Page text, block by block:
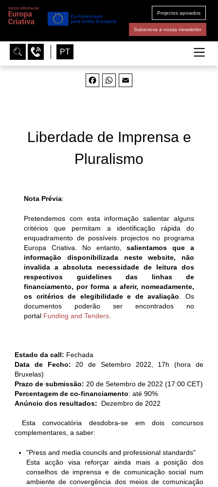
Projectos apoiados
Subscreva a nossa newsletter
PT
FacebookWhatsApp
Liberdade de Imprensa e
Pluralismo
Nota Prévia:
Pretendemos com esta informação salientar alguns
critérios que permitam a identificação rápida do
enquadramento de possíveis projectos no programa
Europa Criativa. No entanto,salientamos que a
informação disponibilizada neste website, não
invalida a absoluta necessidade de leitura dos
respectivos guidelines das linhas de
financiamento, por forma a aferir, nomeadamente,
os critérios de elegibilidade e de avaliação . Os
documentos poderão ser encontrados no
portal Funding and Tenders
Estado da call: Fechada
Data de Fecho: 20 de Setembro 2022, 17h (hora de
Bruxelas)
Prazo de submissão: 20 de Setembro de 2022 (17:00 CET)
Percentagem de co-financiamento: até 90%
Anúncio dos resultados: Dezembro de 2022
Esta convocatória desdobra-se em dois concursos
complementares, a saber:
"Press and media councils and professional standards"
Esta acção visa reforçar ainda mais a posição dos
conselhos de imprensa e de comunicação social num
ambiente de convergência dos meios de comunicação